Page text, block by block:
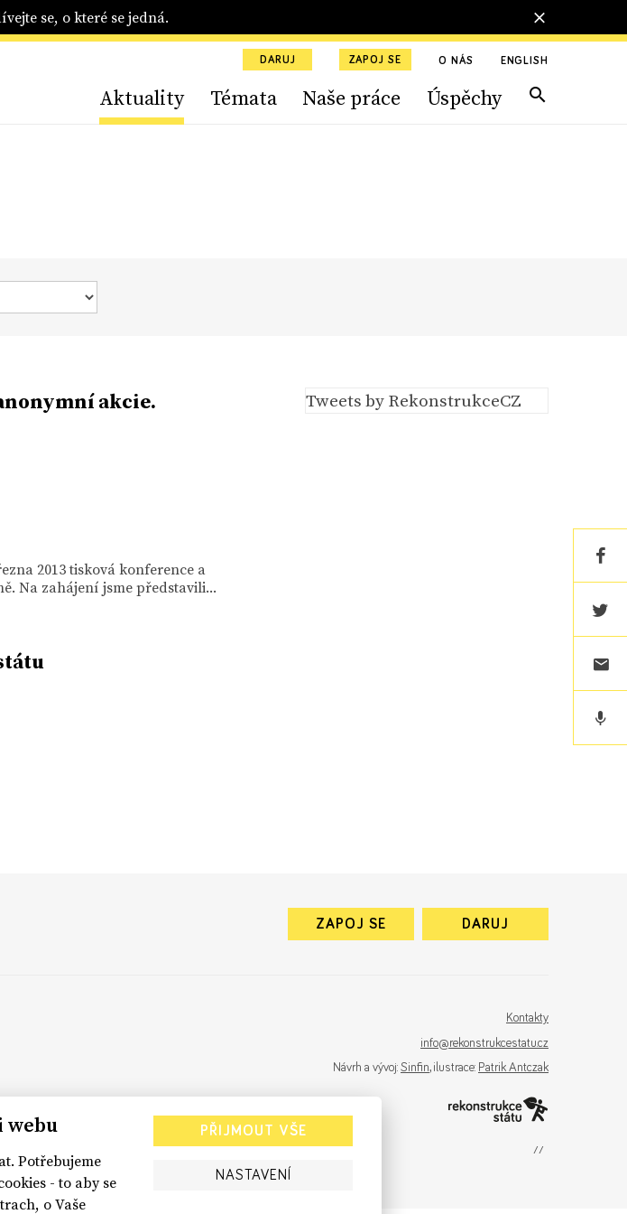
se, o které se jedná.
DARUJ ZAPOJ SE O NÁS ENGLISH
Aktuality Témata Naše práce Úspěchy
akcie.
2013 tisková konference a
Na zahájení jsme představili...
Tweets by RekonstrukceCZ
ZAPOJ SE DARUJ
Kontakty
info@rekonstrukcestatu.cz
Návrh a vývoj: Sinfin, ilustrace: Patrik Antczak
webu
Potřebujeme
- to aby se
o Vaše
PŘIJMOUT VŠE
NASTAVENÍ